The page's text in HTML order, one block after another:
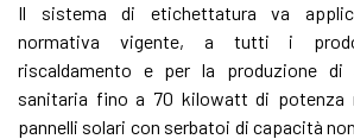
Il sistema di etichettatura va
normativa vigente, a tutti i
riscaldamento e per la produzione di
sanitaria fino a 70 kilowatt di potenza
pannelli solari con serbatoi di capacità